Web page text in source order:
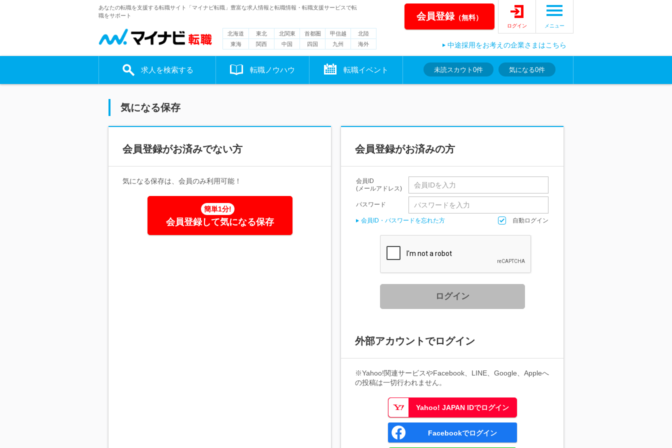
あなたの転職を支援する転職サイト「マイナビ転職」豊富な求人情報と転職情報・転職支援サービスで転
職をサポート
北海道 東北 北関東 首都圏 甲信越
北陸
東海
関西 中国 四国 九州 海外
会員登録（無料）
ログイン メニュー
中途採用をお考えの企業さまはこちら
求人を検索する 転職ノウハウ 転職イベント 未読スカウト 0件 気になる0件
気になる保存
会員登録がお済みでない方
気になる保存は、会員のみ利用可能！
簡単1分!
会員登録して気になる保存
会員登録がお済みの方
会員ID
(メールアドレス)
パスワード
会員ID・パスワードを忘れた方 自動ログイン
ログイン
外部アカウントでログイン
※Yahoo!関連サービスやFacebook、LINE、Google、Appleへ
の投稿は一切行われません。
Yahoo! JAPAN IDでログイン
Facebookでログイン